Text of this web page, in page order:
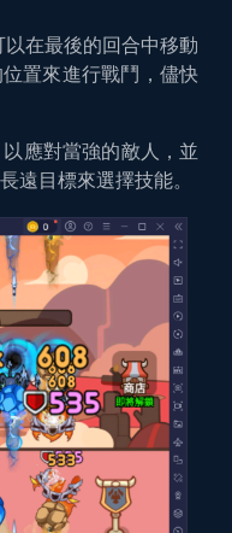
在最後的回合中移動
置來進行戰鬥，儘快
應對當強的敵人，並
遠目標來選擇技能。